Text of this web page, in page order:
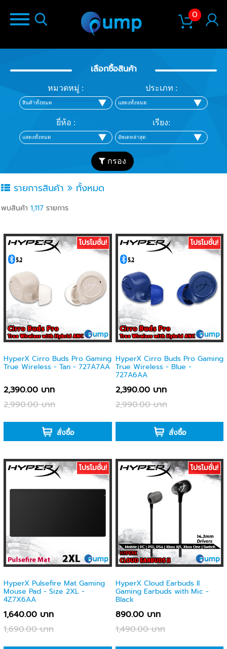
0
เลือกซื้อสินค้า
หมวดหมู่ : ประเภท :
ยี่ห้อ : เรียง:
กรอง
รายการสินค้า ทั้งหมด
พบสินค้า 1,117 รายการ
โปรโมชั่น!
HyperX Cirro Buds Pro Gaming
True Wireless - Tan - 727A7AA
2,390.00 บาท
2,990.00 บาท
สั่งซื้อ
โปรโมชั่น!
HyperX Cirro Buds Pro Gaming
True Wireless - Blue -
727A6AA
2,390.00 บาท
2,990.00 บาท
สั่งซื้อ
โปรโมชั่น!
HyperX Pulsefire Mat Gaming
Mouse Pad - Size 2XL -
4Z7X6AA
1,640.00 บาท
1,690.00 บาท
โปรโมชั่น!
HyperX Cloud Earbuds II
Gaming Earbuds with Mic -
Black
890.00 บาท
1,490.00 บาท